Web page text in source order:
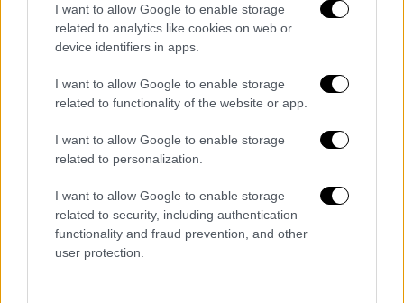
I want to allow Google to enable storage
related to analytics like cookies on web or
device identifiers in apps.
I want to allow Google to enable storage
related to functionality of the website or app.
I want to allow Google to enable storage
related to personalization.
I want to allow Google to enable storage
related to security, including authentication
functionality and fraud prevention, and other
user protection.